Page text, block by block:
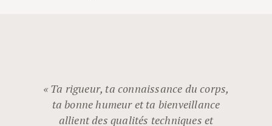
« Ta rigueur, ta connaissance du corps,
ta bonne humeur et ta bienveillance
allient des qualités techniques et